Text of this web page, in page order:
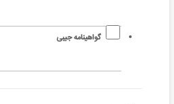
گواهینامه جیبی